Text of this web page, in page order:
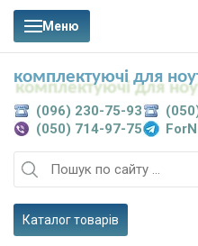
Меню
Каталог товарів
(096) 230-75-93
(050) 714-97-75
комплектуючі для